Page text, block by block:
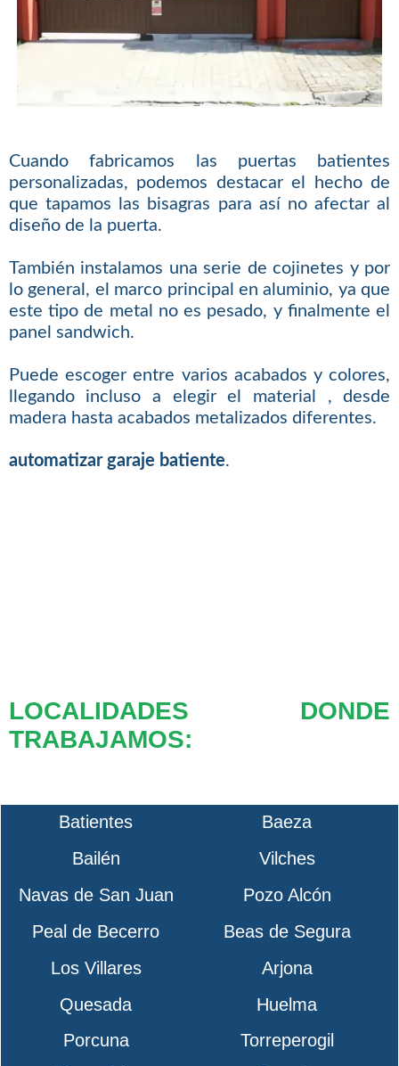
Cuando fabricamos las puertas batientes
personalizadas, podemos destacar el hecho de
que tapamos las bisagras para así no afectar al
diseño de la puerta.
También instalamos una serie de cojinetes y por
lo general, el marco principal en aluminio, ya que
este tipo de metal no es pesado, y finalmente el
panel sandwich.
Puede escoger entre varios acabados y colores,
llegando incluso a elegir el material , desde
madera hasta acabados metalizados diferentes.
automatizar garaje batiente.
LOCALIDADES DONDE
TRABAJAMOS:
Batientes
Baeza
Bailén
Vilches
Navas de San Juan
Pozo Alcón
Peal de Becerro
Beas de Segura
Los Villares
Arjona
Quesada
Huelma
Porcuna
Torreperogil